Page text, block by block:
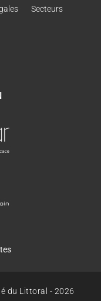
Secteurs
sur-Mer
du Littoral - 2026